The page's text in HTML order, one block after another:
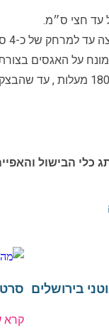
עד חצי ס״מ.
של כ-4 ס:מ מהקצה.
על האגסים
כלי הבישול
בירושלים סרט
קרא